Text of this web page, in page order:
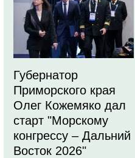
Губернатор
Приморского края
Олег Кожемяко дал
старт "Морскому
конгрессу – Дальний
Восток 2026"